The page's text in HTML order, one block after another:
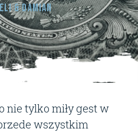
Eli & Damian
nie tylko miły gest w
wszystkim